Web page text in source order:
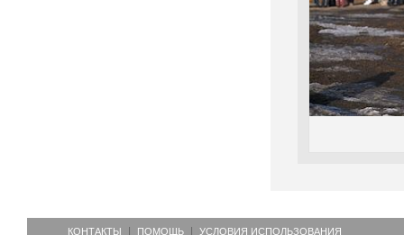
КОНТАКТЫ ПОМОЩЬ УСЛОВИЯ ИСПОЛЬЗОВАНИЯ